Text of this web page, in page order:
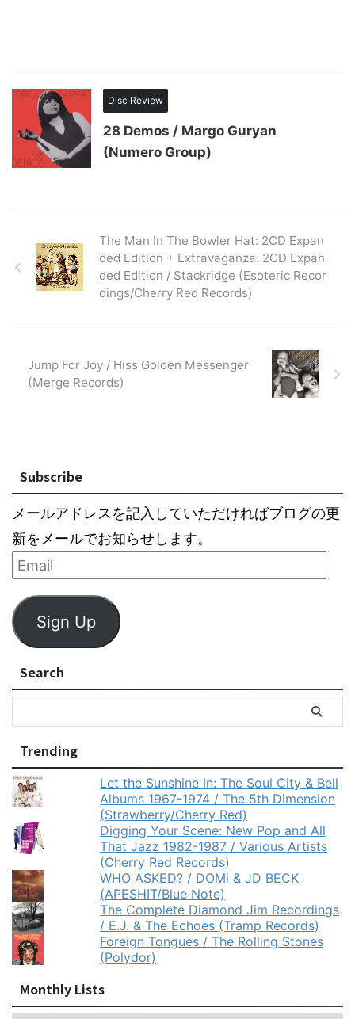
Disc Review
28 Demos / Margo Guryan
(Numero Group)
The Man In The Bowler Hat: 2CD Expan
ded Edition + Extravaganza: 2CD Expan
ded Edition / Stackridge (Esoteric Recor
dings/Cherry Red Records)
Jump For Joy / Hiss Golden Messenger
(Merge Records)
Subscribe
メールアドレスを記入していただければブログの更
新をメールでお知らせします。
Sign Up
Search
Trending
Let the Sunshine In: The Soul City & Bell
Albums 1967-1974 / The 5th Dimension
(Strawberry/Cherry Red)
Digging Your Scene: New Pop and All
That Jazz 1982-1987 / Various Artists
(Cherry Red Records)
WHO ASKED? / DOMi & JD BECK
(APESHIT/Blue Note)
The Complete Diamond Jim Recordings
/ E.J. & The Echoes (Tramp Records)
Foreign Tongues / The Rolling Stones
(Polydor)
Monthly Lists